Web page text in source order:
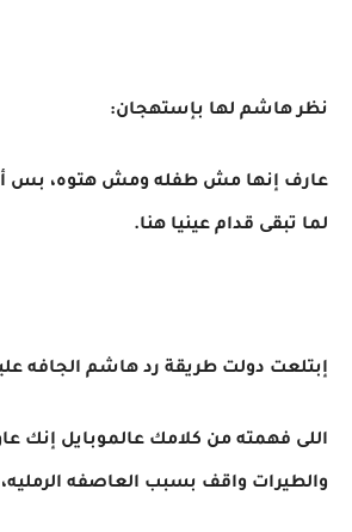
نظر هاشم لها بإستهجان:
عارف إنها مش طفله ومش هتوه، بس
لما تبقى قدام عينيا هنا.
إبتلعت دولت طريقة رد هاشم الجافه
اللى فهمته من كلامك عالموبايل إنك
والطيرات واقف بسبب العاصفه الرمليه،